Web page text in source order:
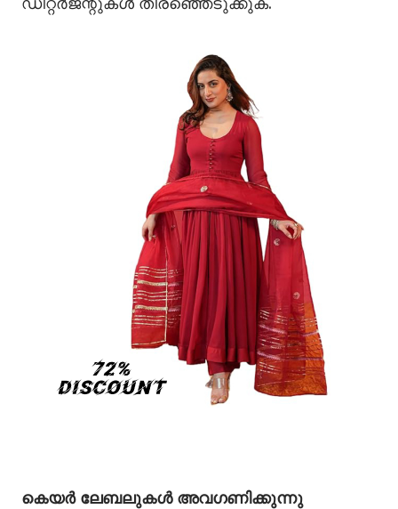
കെയര്‍ ലേബലുകള്‍ അവഗണിക്കുന്നു